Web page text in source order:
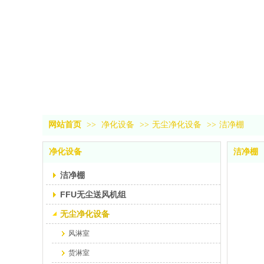
网站首页 >> 净化设备 >> 无尘净化设备 >> 洁净棚
净化设备
洁净棚
FFU无尘送风机组
无尘净化设备
风淋室
货淋室
洁净棚